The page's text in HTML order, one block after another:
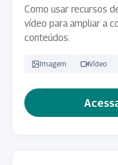
Como usar recursos
vídeo para ampliar a
conteúdos.
Imagem Vídeo